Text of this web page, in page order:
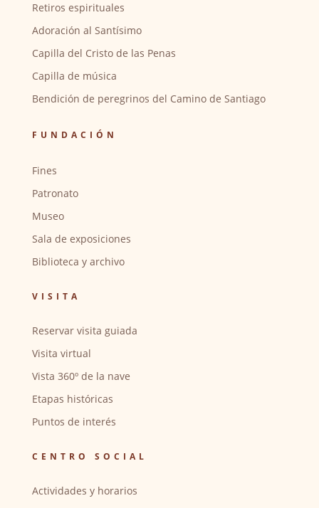
Retiros espirituales
Adoración al Santísimo
Capilla del Cristo de las Penas
Capilla de música
Bendición de peregrinos del Camino de Santiago
FUNDACIÓN
Fines
Patronato
Museo
Sala de exposiciones
Biblioteca y archivo
VISITA
Reservar visita guiada
Visita virtual
Vista 360º de la nave
Etapas históricas
Puntos de interés
CENTRO SOCIAL
Actividades y horarios